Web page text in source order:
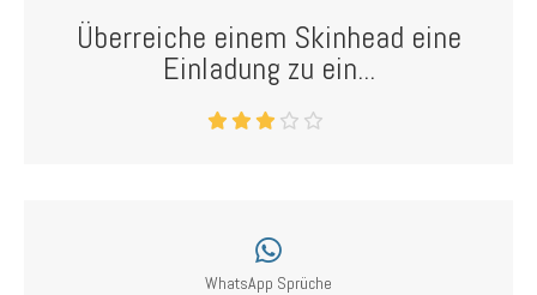
Überreiche einem Skinhead eine
Einladung zu ein...
WhatsApp Sprüche